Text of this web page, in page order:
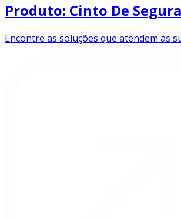
Produto: Cinto De
Encontre as soluções que atendem às